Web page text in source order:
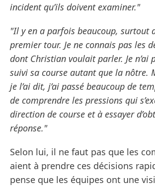
incident qu’ils doivent examiner."
"Il y en a parfois beaucoup, surtout
premier tour. Je ne connais pas les
dont Christian voulait parler. Je n’ai
suivi sa course autant que la nôtre.
je l’ai dit, j’ai passé beaucoup de
de comprendre les pressions qui
direction de course et à essayer
réponse."
Selon lui, il ne faut pas que les
aient à prendre ces décisions
pense que les équipes ont une